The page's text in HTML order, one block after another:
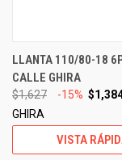
LLANTA 110/80-18
CALLE GHIRA
$1,627 -15%
GHIRA
VISTA